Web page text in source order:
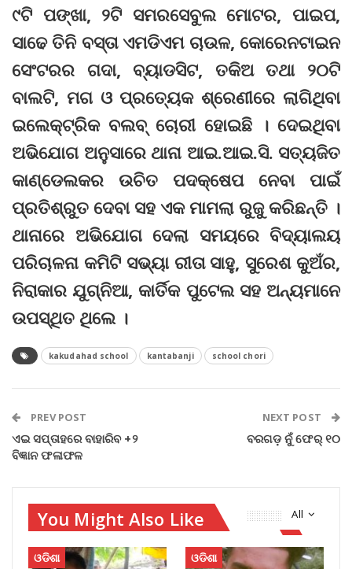
୯ଟି ପଙ୍ଖା, ୨ଟି ସମରସେବୁଲ ମୋଟର, ପାଇପ,
ସାଢେ ତିନି ବସ୍ତା ଏମଡିଏମ ଚାଉଳ, କୋରେନଟାଇନ
ସେଂଟରର ଗଦା, ବ୍ୟାଡସିଟ, ତକିଅ ତଥା ୨୦ଟି
ବାଲଟି, ମଗ ଓ ପ୍ରତ୍ୟେକ ଶ୍ରେଣୀରେ ଲାଗିଥିବା
ଇଲେକ୍ଟ୍ରିକ ବଲବ୍ ଚୋରୀ ହୋଇଛି । ଦେଇଥିବା
ଅଭିଯୋଗ ଅନୁସାରେ ଥାନା ଆଇ.ଆଇ.ସି. ସତ୍ୟଜିତ
କାଣ୍ଡେଲକର ଉଚିତ ପଦକ୍ଷେପ ନେବା ପାଇଁ
ପ୍ରତିଶ୍ରୁତ ଦେବା ସହ ଏକ ମାମଲା ରୁଜୁ କରିଛନ୍ତି ।
ଥାନାରେ ଅଭିଯୋଗ ଦେଲା ସମୟରେ ବିଦ୍ୟାଲୟ
ପରିଚାଳନା କମିଟି ସଭ୍ୟା ରୀତା ସାହୁ, ସୁରେଶ କୁଅଁର,
ନିରାକାର ଯୁଗ୍ନିଆ, କାର୍ତିକ ପୁଟେଲ ସହ ଅନ୍ୟମାନେ
ଉପସ୍ଥିତ ଥିଲେ ।
kakudahad school kantabanji school chori
PREV POST
ଏଇ ସପ୍ତାହରେ ବାହାରିବ +୨
ବିଜ୍ଞାନ ଫଳାଫଳ
NEXT POST
ବରଗଡ଼ ନୁଁ ଫେର୍ ୧୦
All
You Might Also Like
ଓଡିଶା ଓଡିଶା